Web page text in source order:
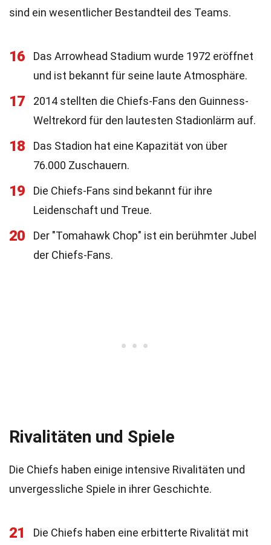
sind ein wesentlicher Bestandteil des Teams.
16
Das Arrowhead Stadium wurde 1972 eröffnet
und ist bekannt für seine laute Atmosphäre.
17
2014 stellten die Chiefs-Fans den Guinness-
Weltrekord für den lautesten Stadionlärm auf.
18
Das Stadion hat eine Kapazität von über
76.000 Zuschauern.
19
Die Chiefs-Fans sind bekannt für ihre
Leidenschaft und Treue.
20
Der "Tomahawk Chop" ist ein berühmter Jubel
der Chiefs-Fans.
Rivalitäten und Spiele
Die Chiefs haben einige intensive Rivalitäten und
unvergessliche Spiele in ihrer Geschichte.
21
Die Chiefs haben eine erbitterte Rivalität mit